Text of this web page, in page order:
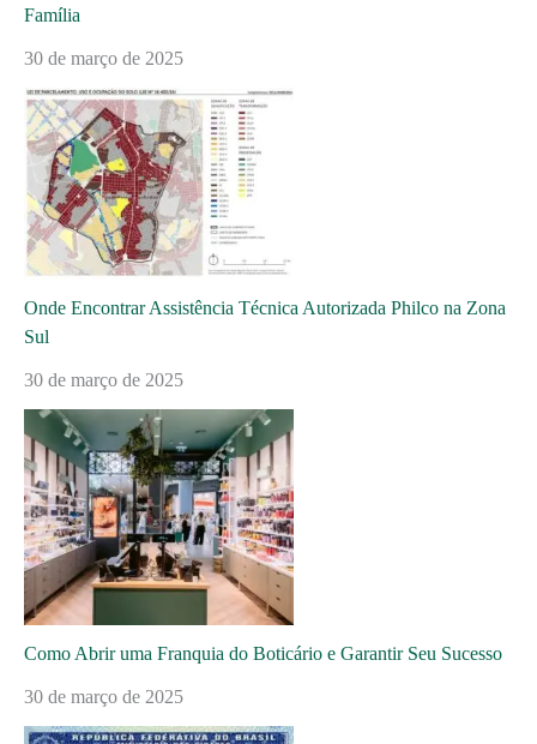
Família
30 de março de 2025
Onde Encontrar Assistência Técnica Autorizada Philco na Zona
Sul
30 de março de 2025
Como Abrir uma Franquia do Boticário e Garantir Seu Sucesso
30 de março de 2025